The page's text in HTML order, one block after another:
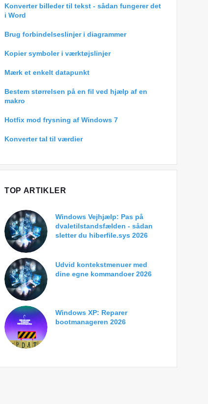
Konverter billeder til tekst - sådan fungerer det
i Word
Brug forbindelseslinjer i diagrammer
Kopier symboler i værktøjslinjer
Mærk et enkelt datapunkt
Bestem størrelsen på en fil ved hjælp af en
makro
Hotfix mod frysning af Windows 7
Konverter tal til værdier
TOP ARTIKLER
Windows Vejhjælp: Pas på
dvaletilstandsfælden - sådan
sletter du hiberfile.sys 2026
Udvid kontekstmenuer med
dine egne kommandoer 2026
Windows XP: Reparer
bootmanageren 2026